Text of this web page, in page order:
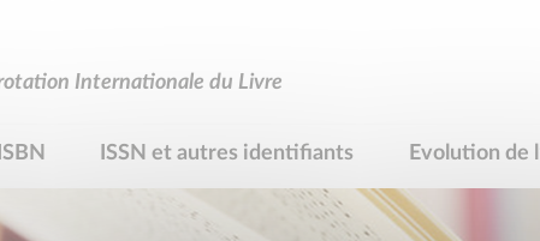
Internationale du Livre
ISBN ISSN et autres identifiants Evolution de